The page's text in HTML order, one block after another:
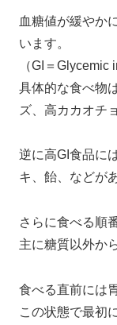
血糖値が緩やか
います。
（GI＝Glycemic
具体的な食べ物
ズ、高カカオチ
逆に高GI食品に
キ、飴、などが
さらに食べる順
主に糖質以外か
食べる直前には
この状態で最初